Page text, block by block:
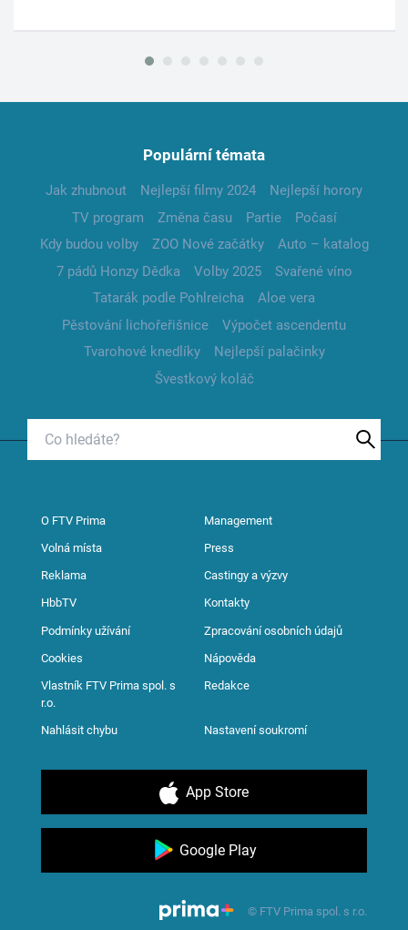
Populární témata
Jak zhubnout Nejlepší filmy 2024
Nejlepší horory
TV program
Změna času Partie
Počasí
Kdy budou volby
ZOO Nové začátky
Auto – katalog
7 pádů Honzy Dědka
Volby 2025
Svařené víno
Tatarák podle Pohlreicha
Aloe vera
Pěstování lichořeřišnice
Výpočet ascendentu
Tvarohové knedlíky
Nejlepší palačinky
Švestkový koláč
O FTV Prima Management
Volná místa Press
Reklama Castingy a výzvy
HbbTV Kontakty
Podmínky užívání Zpracování osobních údajů
Cookies Nápověda
Vlastník FTV Prima spol. s
r.o.
Redakce
Nahlásit chybu Nastavení soukromí
App Store
Google Play
© FTV Prima spol. s r.o.